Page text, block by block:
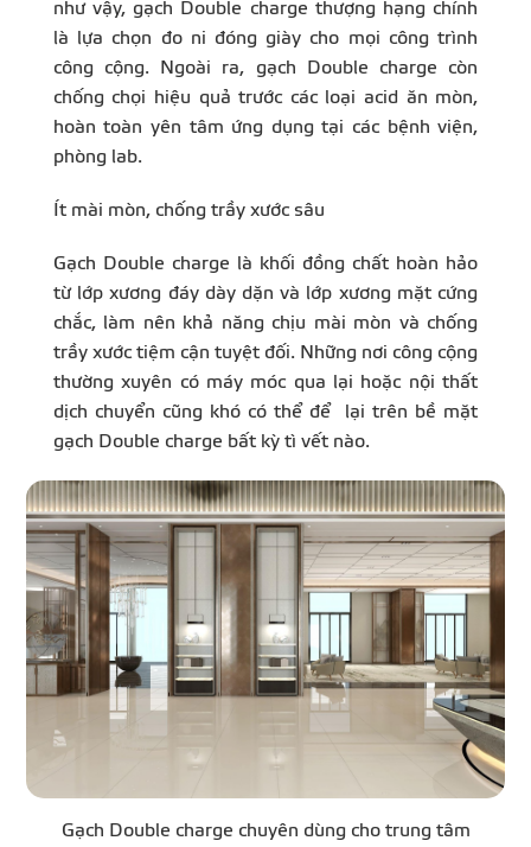
như vậy, gạch Double charge thượng hạng chính
là lựa chọn đo ni đóng giày cho mọi công trình
công cộng. Ngoài ra, gạch Double charge còn
chống chọi hiệu quả trước các loại acid ăn mòn,
hoàn toàn yên tâm ứng dụng tại các bệnh viện,
phòng lab.
Ít mài mòn, chống trầy xước sâu
Gạch Double charge là khối đồng chất hoàn hảo
từ lớp xương đáy dày dặn và lớp xương mặt cứng
chắc, làm nên khả năng chịu mài mòn và chống
trầy xước tiệm cận tuyệt đối. Những nơi công cộng
thường xuyên có máy móc qua lại hoặc nội thất
dịch chuyển cũng khó có thể để lại trên bề mặt
gạch Double charge bất kỳ tì vết nào.
Gạch Double charge chuyên dùng cho trung tâm